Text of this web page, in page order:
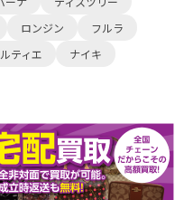
ロンジン
フルラ
ティエ ナイキ